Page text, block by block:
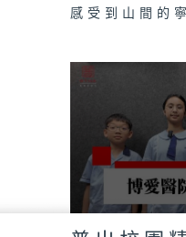
感受到山間的